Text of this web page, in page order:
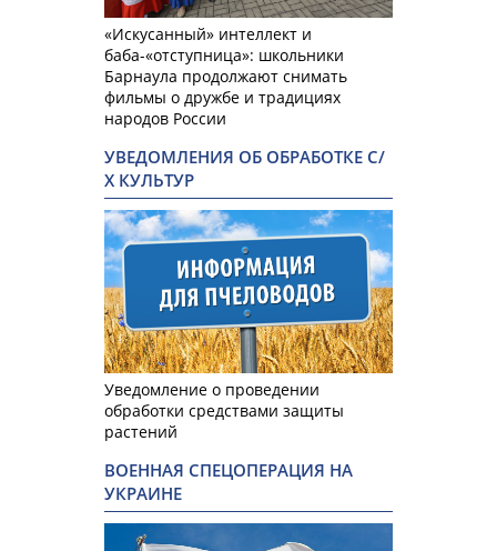
«Искусанный» интеллект и
баба-«отступница»: школьники
Барнаула продолжают снимать
фильмы о дружбе и традициях
народов России
УВЕДОМЛЕНИЯ ОБ ОБРАБОТКЕ С/
Х КУЛЬТУР
Уведомление о проведении
обработки средствами защиты
растений
ВОЕННАЯ СПЕЦОПЕРАЦИЯ НА
УКРАИНЕ